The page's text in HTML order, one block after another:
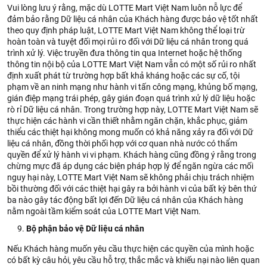
Vui lòng lưu ý rằng, mặc dù LOTTE Mart Việt Nam luôn nỗ lực để
đảm bảo rằng Dữ liệu cá nhân của Khách hàng được bảo vệ tốt nhất
theo quy định pháp luật, LOTTE Mart Việt Nam không thể loại trừ
hoàn toàn và tuyệt đối mọi rủi ro đối với Dữ liệu cá nhân trong quá
trình xử lý. Việc truyền đưa thông tin qua Internet hoặc hệ thống
thông tin nội bộ của LOTTE Mart Việt Nam vẫn có một số rủi ro nhất
định xuất phát từ trường hợp bất khả kháng hoặc các sự cố, tội
phạm về an ninh mạng như hành vi tấn công mạng, khủng bố mạng,
gián điệp mạng trái phép, gây gián đoạn quá trình xử lý dữ liệu hoặc
rò rỉ Dữ liệu cá nhân. Trong trường hợp này, LOTTE Mart Việt Nam sẽ
thực hiện các hành vi cần thiết nhằm ngăn chặn, khắc phục, giảm
thiểu các thiệt hại không mong muốn có khả năng xảy ra đối với Dữ
liệu cá nhân, đồng thời phối hợp với cơ quan nhà nước có thẩm
quyền để xử lý hành vi vi phạm. Khách hàng cũng đồng ý rằng trong
chừng mực đã áp dụng các biện pháp hợp lý để ngăn ngừa các mối
nguy hại này, LOTTE Mart Việt Nam sẽ không phải chịu trách nhiệm
bồi thường đối với các thiệt hại gây ra bởi hành vi của bất kỳ bên thứ
ba nào gây tác động bất lợi đến Dữ liệu cá nhân của Khách hàng
nằm ngoài tầm kiểm soát của LOTTE Mart Việt Nam.
Bộ phận bảo vệ Dữ liệu cá nhân
Nếu Khách hàng muốn yêu cầu thực hiện các quyền của mình hoặc
có bất kỳ câu hỏi, yêu cầu hỗ trợ, thắc mắc và khiếu nại nào liên quan